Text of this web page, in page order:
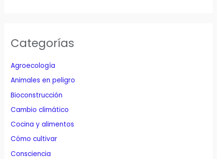
Categorías
Agroecología
Animales en peligro
Bioconstrucción
Cambio climático
Cocina y alimentos
Cómo cultivar
Consciencia